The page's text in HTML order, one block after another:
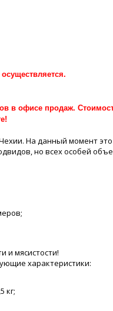
в офисе продаж.
На данный момент
но всех особей
и мясистости!
характеристики:
кг;